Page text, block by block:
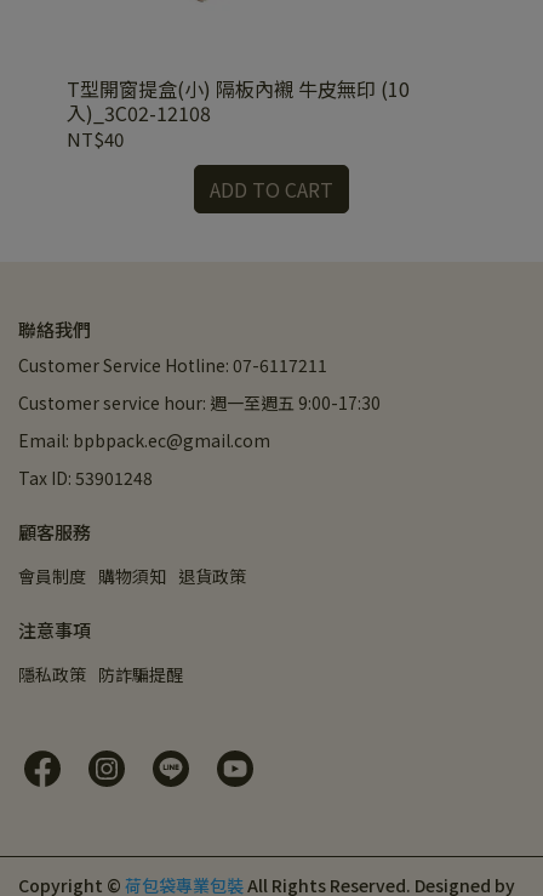
T型開窗提盒(小) 隔板內襯 牛皮無印 (10
入)_3C02-12108
NT$40
ADD TO CART
聯絡我們
Customer Service Hotline: 07-6117211
Customer service hour: 週一至週五 9:00-17:30
Email: bpbpack.ec@gmail.com
Tax ID: 53901248
顧客服務
會員制度 購物須知 退貨政策
注意事項
隱私政策 防詐騙提醒
Copyright © 荷包袋專業包裝All Rights Reserved. Designed by